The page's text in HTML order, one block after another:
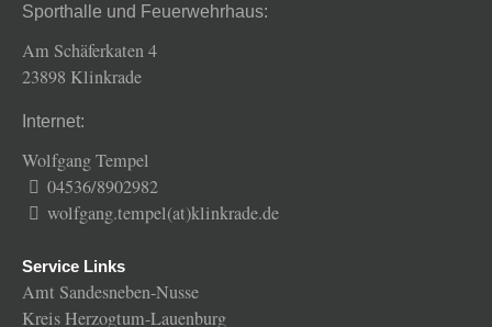
Sporthalle und Feuerwehrhaus:
Am Schäferkaten 4
23898 Klinkrade
Internet:
Wolfgang Tempel
04536/8902982
wolfgang.tempel(at)klinkrade.de
Service Links
Amt Sandesneben-Nusse
Kreis Herzogtum-Lauenburg